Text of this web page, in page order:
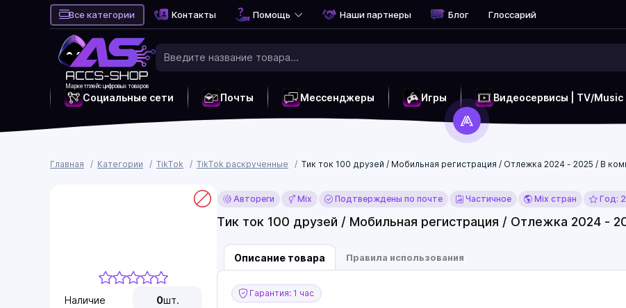
Все категории Контакты Помощь Наши партнеры Блог Глоссарий
Маркетплейс цифровых товаров
Социальные сети Почты Мессенджеры Игры Видеосервисы | TV/Music
Главная Категории TikTok TikTok раскрученные Тик ток 100 друзей / Мобильная регистрация / Отлежка 2024 - 2025 / В
Наличие 0шт.
Автореги Mix Подтверждены по почте Частичное Mix стран Год:
Тик ток 100 друзей / Мобильная регистрация / Отлежка 2024 -
Описание товара Правила использования
Гарантия: 1 час